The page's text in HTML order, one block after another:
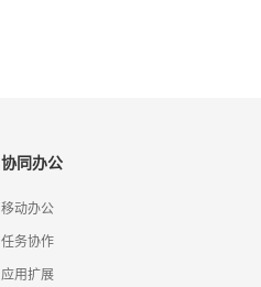
协同办公
移动办公
任务协作
应用扩展